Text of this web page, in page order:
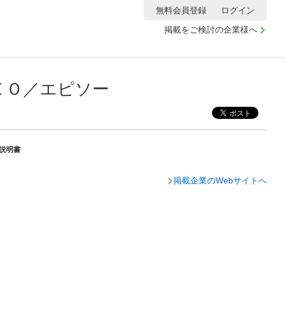
掲載をご検討の企業様へ
無料会員登録 ログイン
／エピソー
明書
掲載企業のWebサイトへ